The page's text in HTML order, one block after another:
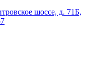
шоссе, д. 71Б,